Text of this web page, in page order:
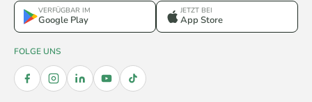
VERFÜGBAR IM
Google Play
JETZT BEI
App Store
FOLGE UNS